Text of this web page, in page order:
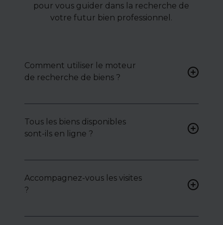
pour vous guider dans la recherche de
votre futur bien professionnel.
Comment utiliser le moteur
de recherche de biens ?
pour accéder à une liste de
biens ciblés.
Tous les biens disponibles
sont-ils en ligne ?
toute confidentialité :
contactez-nous pour y
Accompagnez-vous les visites
?
visites, analysons chaque bien